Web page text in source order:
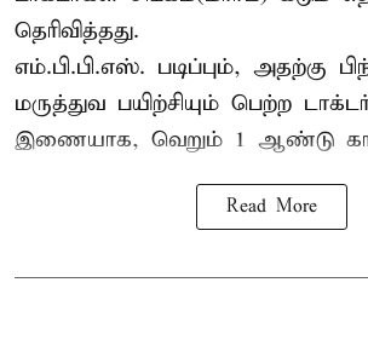
தெரிவித்தது.
எம்.பி.பி.எஸ். படிப்பும், அதற்கு
மருத்துவ பயிற்சியும் பெற்ற
இணையாக, வெறும் 1 ஆண்டு
Read More